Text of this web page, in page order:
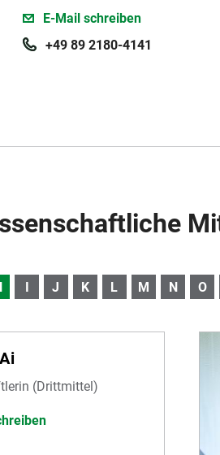
E-Mail schreiben
+49 89 2180-4141
I J K L M N O
(Drittmittel)